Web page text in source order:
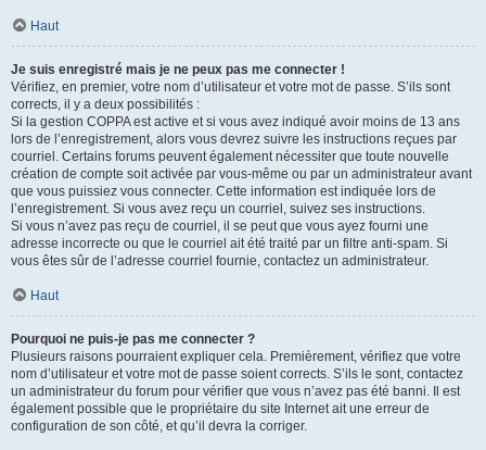
Haut
Je suis enregistré mais je ne peux pas me connecter !
Vérifiez, en premier, votre nom d’utilisateur et votre mot de passe. S’ils sont
corrects, il y a deux possibilités :
Si la gestion COPPA est active et si vous avez indiqué avoir moins de 13 ans
lors de l’enregistrement, alors vous devrez suivre les instructions reçues par
courriel. Certains forums peuvent également nécessiter que toute nouvelle
création de compte soit activée par vous-même ou par un administrateur avant
que vous puissiez vous connecter. Cette information est indiquée lors de
l’enregistrement. Si vous avez reçu un courriel, suivez ses instructions.
Si vous n’avez pas reçu de courriel, il se peut que vous ayez fourni une
adresse incorrecte ou que le courriel ait été traité par un filtre anti-spam. Si
vous êtes sûr de l’adresse courriel fournie, contactez un administrateur.
Haut
Pourquoi ne puis-je pas me connecter ?
Plusieurs raisons pourraient expliquer cela. Premièrement, vérifiez que votre
nom d’utilisateur et votre mot de passe soient corrects. S’ils le sont, contactez
un administrateur du forum pour vérifier que vous n’avez pas été banni. Il est
également possible que le propriétaire du site Internet ait une erreur de
configuration de son côté, et qu’il devra la corriger.